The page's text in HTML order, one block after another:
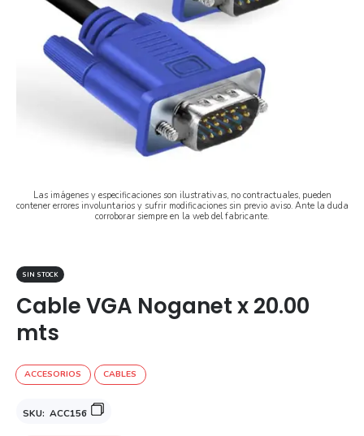
Las imágenes y especificaciones son ilustrativas, no contractuales, pueden
contener errores involuntarios y sufrir modificaciones sin previo aviso. Ante la duda
corroborar siempre en la web del fabricante.
SIN STOCK
Cable VGA Noganet x 20.00
mts
ACCESORIOS CABLES
SKU: ACC156